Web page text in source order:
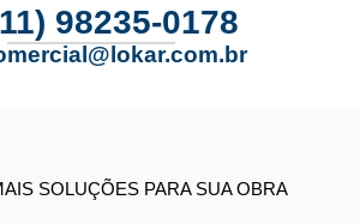
98235-0178
SOLUÇÕES PARA SUA OBRA